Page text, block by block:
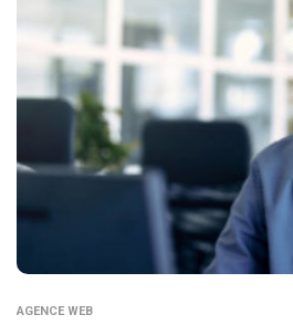
AGENCE WEB